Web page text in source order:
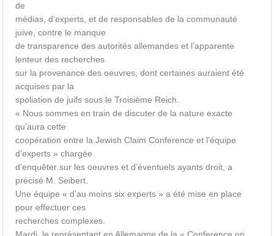
de
médias, d’experts, et de responsables de la communauté
juive, contre le manque
de transparence des autorités allemandes et l’apparente
lenteur des recherches
sur la provenance des oeuvres, dont certaines auraient été
acquises par la
spoliation de juifs sous le Troisième Reich.
« Nous sommes en train de discuter de la nature exacte
qu’aura cette
coopération entre la Jewish Claim Conference et l’équipe
d’experts » chargée
d’enquêter sur les oeuvres et d’éventuels ayants droit, a
précisé M. Seibert.
Une équipe « d’au moins six experts » a été mise en place
pour effectuer ces
recherches complexes.